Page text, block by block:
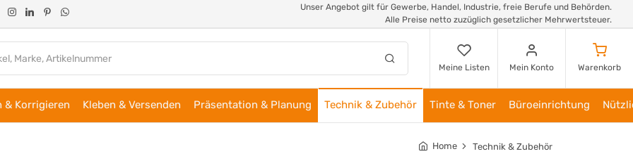
Unser Angebot gilt für Gewerbe, Handel, Industrie, freie Berufe und Behörden.
Alle Preise netto zuzüglich gesetzlicher Mehrwertsteuer.
Meine Listen Mein Konto Warenkorb
& Korrigieren Kleben & Versenden Präsentation & Planung Technik & Zubehör Tinte & Toner Büroeinrichtung
Home Technik & Zubehör